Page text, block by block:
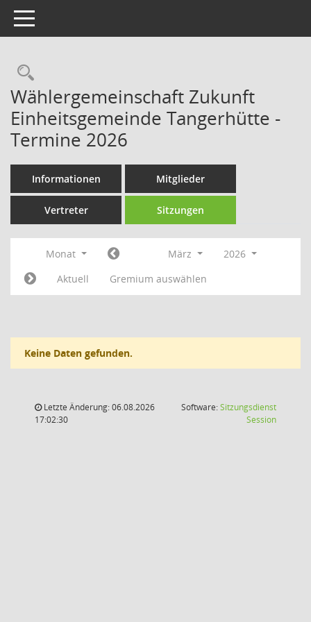
Toggle navigation
Rechercheauswahl
Wählergemeinschaft Zukunft
Einheitsgemeinde Tangerhütte -
Termine 2026
Informationen Mitglieder
Vertreter Sitzungen
Monat März
2026
Aktuell
Gremium auswählen
Keine Daten gefunden.
Letzte Änderung: 06.08.2026
17:02:30
Software:Sitzungsdienst
Session(Wird in